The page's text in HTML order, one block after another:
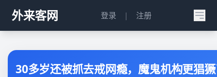
外来客网 登录 | 注册
30多岁还被抓去戒网瘾，魔鬼机构更猖